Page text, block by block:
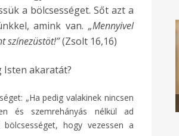
a bölcsességet. Sőt azt a
amink van. „Mennyivel
színezüstöt!”(Zsolt 16,16)
Isten akaratát?
„Ha pedig valakinek nincsen
és szemrehányás nélkül ad
hogy vezessen a